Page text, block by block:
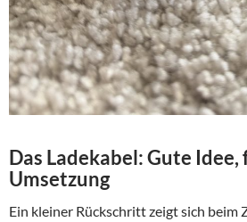
Das Ladekabel: Gute
Umsetzung
Ein kleiner Rückschritt zeigt sich beim